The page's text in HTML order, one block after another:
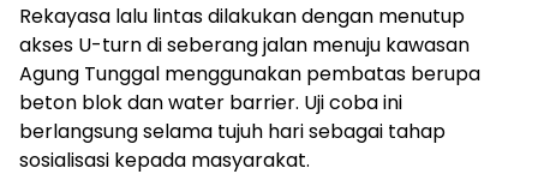
Rekayasa lalu lintas dilakukan dengan menutup
akses U-turn di seberang jalan menuju kawasan
Agung Tunggal menggunakan pembatas berupa
beton blok dan water barrier. Uji coba ini
berlangsung selama tujuh hari sebagai tahap
sosialisasi kepada masyarakat.